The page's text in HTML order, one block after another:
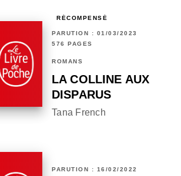
RÉCOMPENSÉ
PARUTION : 01/03/2023
576 PAGES
ROMANS
LA COLLINE AUX
DISPARUS
Tana French
PARUTION : 16/02/2022